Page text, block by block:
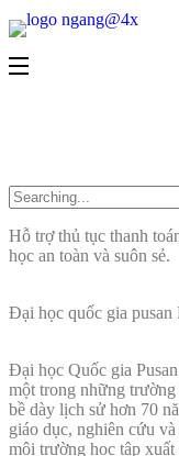
Gọi ngay
Gọi ngay
Hỗ trợ thủ tục thanh
học an toàn và suôn sẻ.
Đại học quốc gia pusan
Đại học Quốc gia
một trong những
bề dày lịch sử hơn 70
giáo dục, nghiên cứu
môi trường học tập xuất